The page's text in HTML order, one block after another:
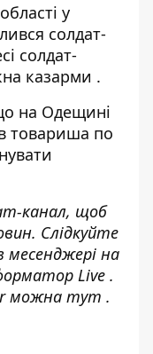
у
солдат-
солдат-
казарми .
на Одещині
товариша по
канал, щоб
Слідкуйте
месенджері на
Live .
можна тут .